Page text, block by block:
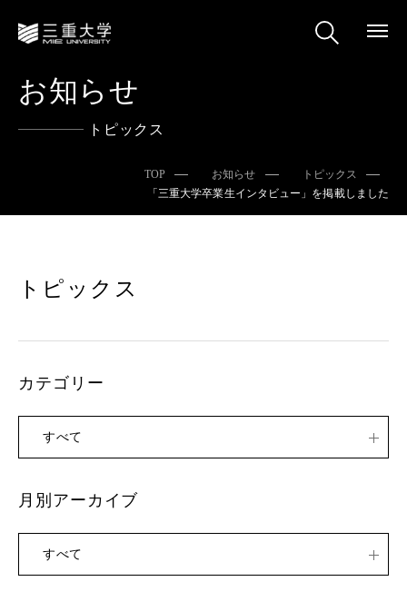
お知らせ
トピックス
TOP お知らせ
トピックス
「三重大学卒業生インタビュー」を掲載しました
トピックス
カテゴリー
すべて
月別アーカイブ
すべて